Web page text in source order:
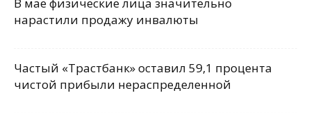
нарастили продажу инвалюты
Частый «Трастбанк» оставил 59,1 процента
чистой прибыли нераспределенной